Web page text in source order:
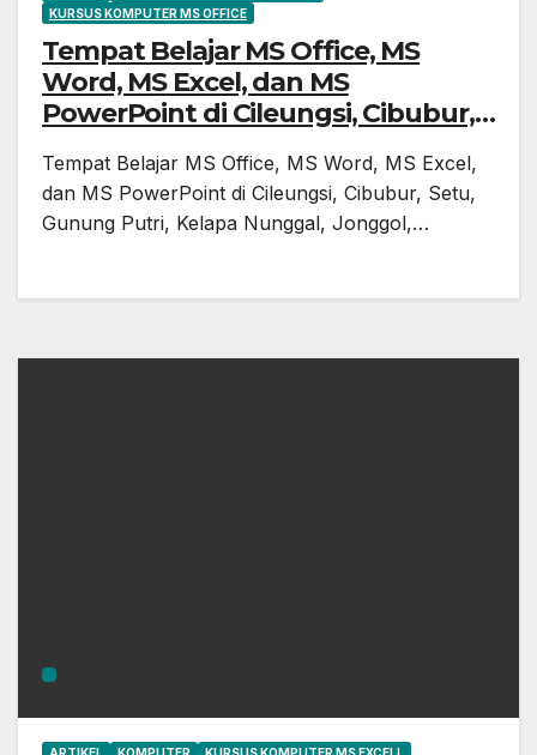
KURSUS KOMPUTER MS OFFICE
Tempat Belajar MS Office, MS
Word, MS Excel, dan MS
PowerPoint di Cileungsi, Cibubur,
Nunggal, Jonggol, dan Sekitarnya
Tempat Belajar MS Office, MS Word, MS Excel,
dan MS PowerPoint di Cileungsi, Cibubur, Setu,
Gunung Putri, Kelapa Nunggal, Jonggol,…